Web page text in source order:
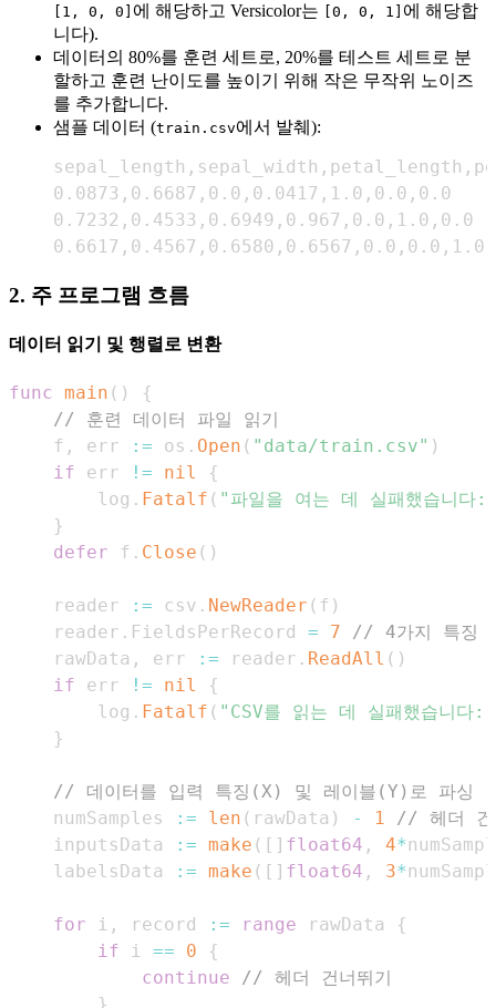
[1, 0, 0] 에 해당하고 Versicolor는 [0, 0, 1] 에 해당합
니다).
데이터의 80%를 훈련 세트로, 20%를 테스트 세트로 분
할하고 훈련 난이도를 높이기 위해 작은 무작위 노이즈
를 추가합니다.
샘플 데이터 (train.csv에서 발췌):
sepal_length , sepal_width , petal_length ,
0.0873 , 0.6687 , 0.0 , 0.0417 , 1.0 , 0.0 , 0.0
0.7232 , 0.4533 , 0.6949 , 0.967 , 0.0 , 1.0 , 0.0
0.6617 , 0.4567 , 0.6580 , 0.6567 , 0.0 , 0.0 , 1.0
2. 주 프로그램 흐름
데이터 읽기 및 행렬로 변환
func main ( )
{
// 훈련 데이터 파일 읽기
    f
, err := os . Open ( "data/train.csv" )
if err != nil
{
        log
. Fatalf ( "파일을 여는 데 실패했습니다:
}
defer f . Close ( )
    reader
:= csv . NewReader ( f )
    reader
. FieldsPerRecord = 7
// 4가지 특징
    rawData
, err := reader . ReadAll ( )
if err != nil
{
        log
. Fatalf ( "CSV를 읽는 데 실패했습니다:
}
// 데이터를 입력 특징(X) 및 레이블(Y)로 파싱
    numSamples
:= len ( rawData ) - 1
// 헤더 건
    inputsData
:= make ( [ ] float64 , 4*
    labelsData
:= make ( [ ] float64 , 3*
for i , record := range rawData
{
if i == 0
{
continue
// 헤더 건너뛰기